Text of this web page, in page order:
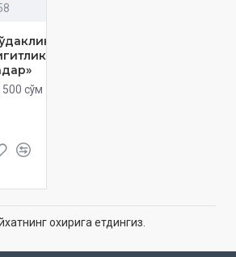
500 сўм
охирига етдингиз.